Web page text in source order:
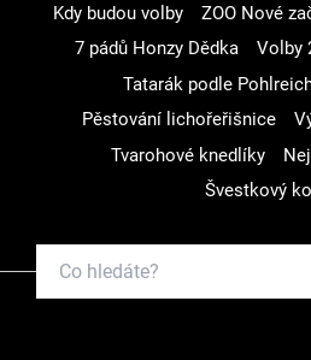
Kdy budou volby
ZOO Nové
7 pádů Honzy Dědka
Volby
Tatarák podle
Pěstování lichořeřišnice
Tvarohové knedlíky
Švestkový